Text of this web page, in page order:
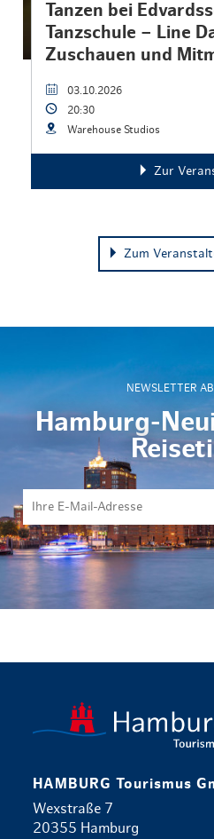
Tanzen bei
Tanzschule – Line
Zuschauen und
03.10.2026
20:30
Warehouse Studios
Zur
Zum
NEWSLETTER
Hamburg-
HAMBURG Tourismus
Wexstraße 7
20355 Hamburg